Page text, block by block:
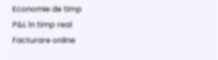
Economie de timp
P&L în timp real
Facturare online